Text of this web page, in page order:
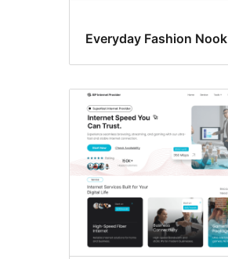
Everyday Fashion Nook